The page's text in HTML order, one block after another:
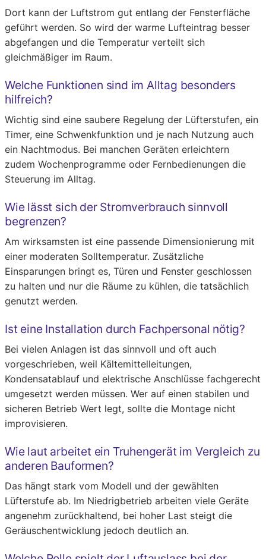
Dort kann der Luftstrom gut entlang der Fensterfläche
geführt werden. So wird der warme Lufteintrag besser
abgefangen und die Temperatur verteilt sich
gleichmäßiger im Raum.
Welche Funktionen sind im Alltag besonders
hilfreich?
Wichtig sind eine saubere Regelung der Lüfterstufen, ein
Timer, eine Schwenkfunktion und je nach Nutzung auch
ein Nachtmodus. Bei manchen Geräten erleichtern
zudem Wochenprogramme oder Fernbedienungen die
Steuerung im Alltag.
Wie lässt sich der Stromverbrauch sinnvoll
begrenzen?
Am wirksamsten ist eine passende Dimensionierung mit
einer moderaten Solltemperatur. Zusätzliche
Einsparungen bringt es, Türen und Fenster geschlossen
zu halten und nur die Räume zu kühlen, die tatsächlich
genutzt werden.
Ist eine Installation durch Fachpersonal nötig?
Bei vielen Anlagen ist das sinnvoll und oft auch
vorgeschrieben, weil Kältemittelleitungen,
Kondensatablauf und elektrische Anschlüsse fachgerecht
umgesetzt werden müssen. Wer auf einen stabilen und
sicheren Betrieb Wert legt, sollte die Montage nicht
improvisieren.
Wie laut arbeitet ein Truhengerät im Vergleich zu
anderen Bauformen?
Das hängt stark vom Modell und der gewählten
Lüfterstufe ab. Im Niedrigbetrieb arbeiten viele Geräte
angenehm zurückhaltend, bei hoher Last steigt die
Geräuschentwicklung jedoch deutlich an.